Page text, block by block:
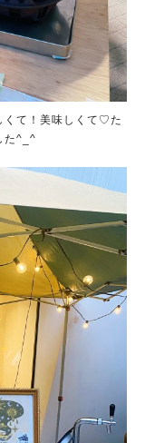
くて！美味しくて♡た
た^_^